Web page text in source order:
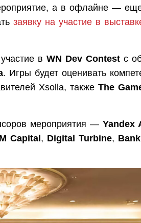
а в офлайне —
заявку на участие в
в WN Dev Contest с
. Игры будет оценивать
Xsolla, также The
мероприятия — Yandex
Capital , Digital Turbine,